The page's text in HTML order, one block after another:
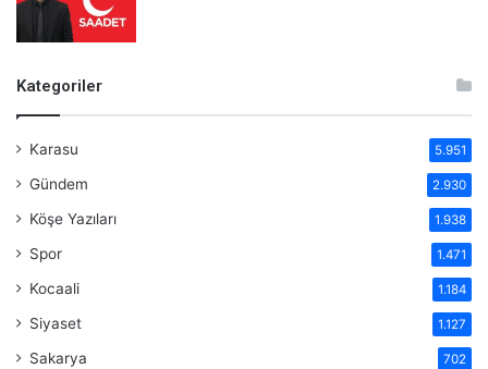
Kategoriler
Karasu 5.951
Gündem 2.930
Köşe Yazıları 1.938
Spor 1.471
Kocaali 1.184
Siyaset 1.127
Sakarya 702